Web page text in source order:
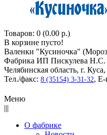
Товаров: 0 (0.00 р.)
В корзине пусто!
Валенки "Кусиночкa"
Фабрика ИП Пискулева Н.С.
Челябинская область, г.
Тел./факс: 8 (35154) 3-31-32,
Меню
|||
О фабрике